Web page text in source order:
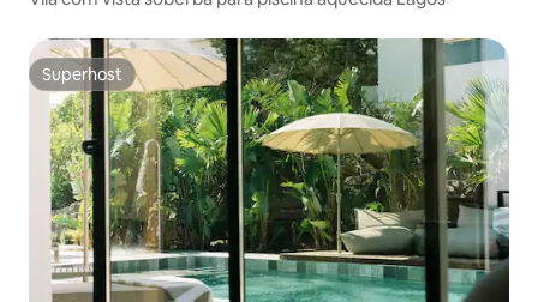
Superhost
Superhost